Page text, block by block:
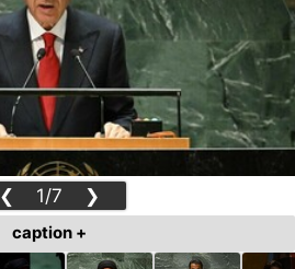
❮ 1/7 ❯
caption +